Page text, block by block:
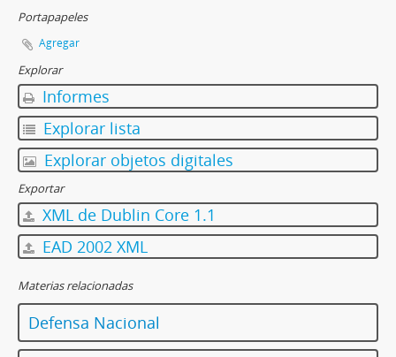
Portapapeles
Agregar
Explorar
Informes
Explorar lista
Explorar objetos digitales
Exportar
XML de Dublin Core 1.1
EAD 2002 XML
Materias relacionadas
Defensa Nacional